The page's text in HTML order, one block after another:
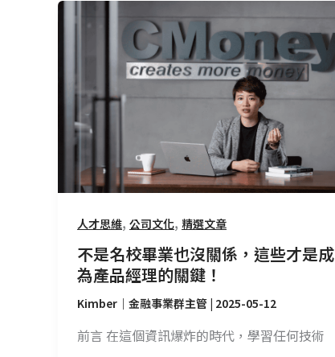
人才思維, 公司文化, 精選文章
不是名校畢業也沒關係，這些才是成
為產品經理的關鍵！
Kimber｜金融事業群主管 | 2025-05-12
前言 在這個資訊爆炸的時代，學習任何技術
畢
業
也
關
係，
這
才
是
成
產